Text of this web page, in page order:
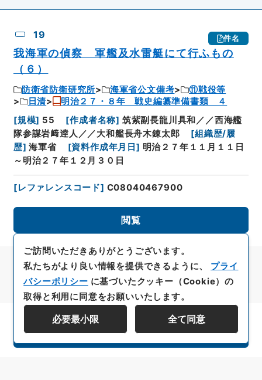
19 件名
我海軍の偵察 軍艦及水雷艇にて行ふもの
（６）
防衛省防衛研究所 海軍省公文備考
⑪戦役等
日清
明治２７・８年 戦史編纂準備書類 ４
[規模] 55 [作成者名称] 筑紫副長龍川具和／／西海艦
隊参謀岩﨑逹人／／大和艦長舟木錬太郎
[組織歴/履
歴] 海軍省 [資料作成年月日] 明治２７年１１月１１日
～明治２７年１２月３０日
[レファレンスコード] C08040467900
閲覧
資料群階層を表示する
ご訪問いただきありがとうございます。
私たちがより良い情報を提供できるように、 プライ
バシーポリシー に基づいたクッキー（Cookie）の
取得と利用に同意をお願いいたします。
必要最小限 全て同意